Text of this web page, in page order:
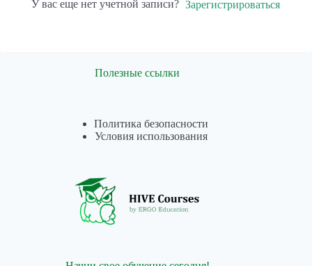
У вас еще нет учетной записи? Зарегистрироваться
Полезные ссылки
Политика безопасности
Условия использования